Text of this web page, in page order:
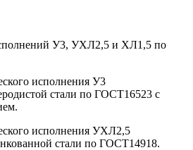
У3, УХЛ2,5 и ХЛ1,5 по
исполнения У3
стали по ГОСТ16523 с
исполнения УХЛ2,5
стали по ГОСТ14918.